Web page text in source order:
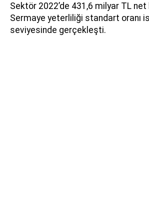
Sektör 2022’de 431,6 milyar TL net
Sermaye yeterliliği standart oranı
seviyesinde gerçekleşti.